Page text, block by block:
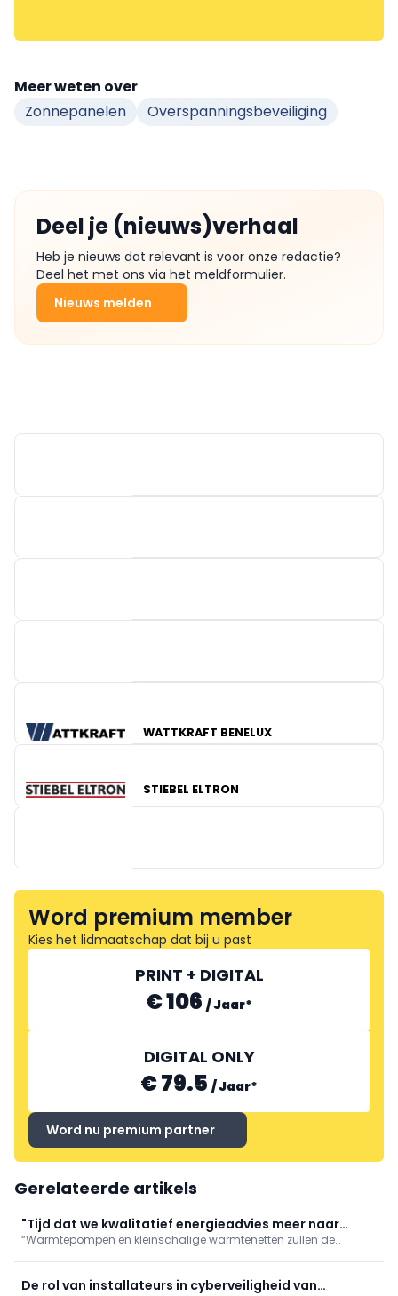
Meer weten over
Zonnepanelen
Overspanningsbeveiliging
Deel je (nieuws)verhaal
Heb je nieuws dat relevant is voor onze redactie?
Deel het met ons via het meldformulier.
Nieuws melden
IBC SOLAR
WATTKRAFT BENELUX
STIEBEL ELTRON
BV KRANNICH SOLAR
Word premium member
Kies het lidmaatschap dat bij u past
PRINT + DIGITAL
€ 106 /Jaar*
DIGITAL ONLY
€ 79.5 /Jaar*
Word nu premium partner
Gerelateerde artikels
"Tijd dat we kwalitatief energieadvies meer naar
waarde schatten"
“Warmtepompen en kleinschalige warmtenetten zullen de
maximaal comfort en rendement zijn een correcte
De rol van installateurs in cyberveiligheid van